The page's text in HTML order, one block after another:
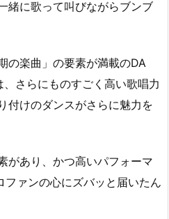
緒に歌って叫びながらブンブ
の楽曲」の要素が満載のDA
さらにものすごく高い歌唱力
付けのダンスがさらに魅力を
があり、かつ高いパフォーマ
ファンの心にズバッと届いたん